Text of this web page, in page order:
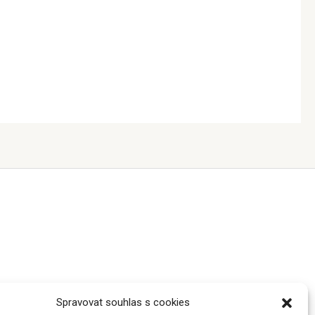
Spravovat souhlas s cookies